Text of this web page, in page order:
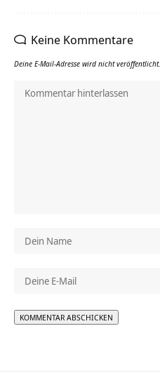
Keine Kommentare
Deine E-Mail-Adresse wird nicht veröffentlicht.